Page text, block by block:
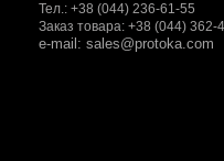
Тел.: +38 (044) 236-61-55
Заказ товара: +38 (044) 362-
e-mail: sales@protoka.com